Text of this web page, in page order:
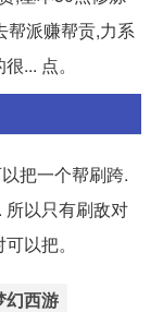
帮派赚帮贡,力系
... 点。
把一个帮刷跨.
以只有刷敌对
以把。
幻西游